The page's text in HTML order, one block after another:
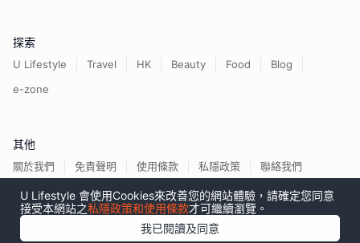
探索
U Lifestyle Travel HK Beauty Food
Blog
e-zone
其他
關於我們 免責聲明 使用條款 私隱政策 聯絡我們
2026
U Lifestyle 會使用Cookies來改善您的網站體驗，請確定您同意
接受本網站之私隱政策和使用條款才可繼續瀏覽。
我已閱讀及同意